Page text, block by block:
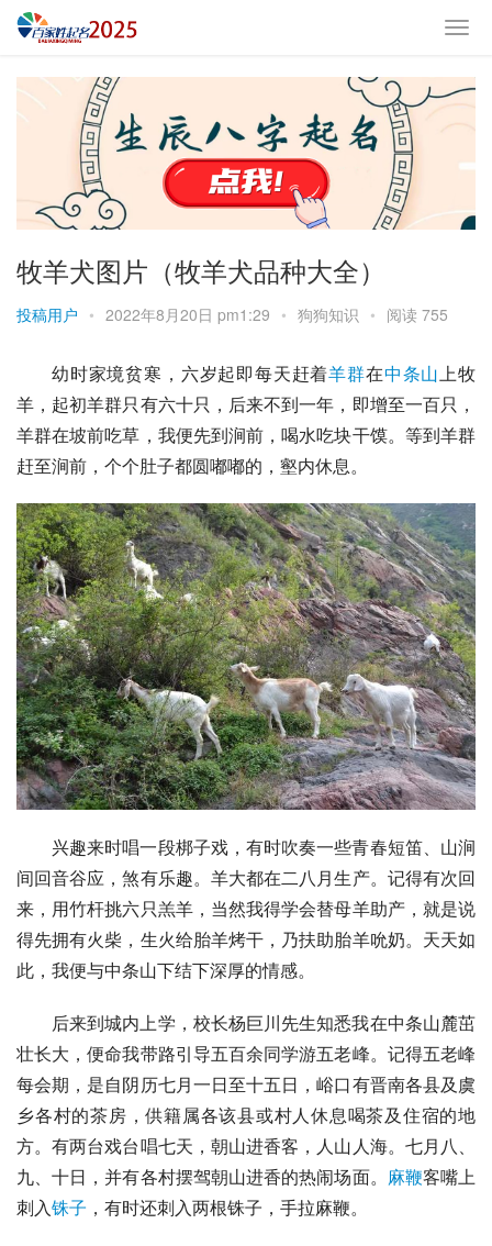
牧羊犬图片（牧羊犬品种大全）
投稿用户 • 2022年8月20日 pm1:29 • 狗狗知识 • 阅读 755
幼时家境贫寒，六岁起即每天赶着羊群在中条山上牧
羊，起初羊群只有六十只，后来不到一年，即增至一百只，
羊群在坡前吃草，我便先到涧前，喝水吃块干馍。等到羊群
赶至涧前，个个肚子都圆嘟嘟的，壑内休息。
兴趣来时唱一段梆子戏，有时吹奏一些青春短笛、山涧
间回音谷应，煞有乐趣。羊大都在二八月生产。记得有次回
来，用竹杆挑六只羔羊，当然我得学会替母羊助产，就是说
得先拥有火柴，生火给胎羊烤干，乃扶助胎羊吮奶。天天如
此，我便与中条山下结下深厚的情感。
后来到城内上学，校长杨巨川先生知悉我在中条山麓茁
壮长大，便命我带路引导五百余同学游五老峰。记得五老峰
每会期，是自阴历七月一日至十五日，峪口有晋南各县及虞
乡各村的茶房，供籍属各该县或村人休息喝茶及住宿的地
方。有两台戏台唱七天，朝山进香客，人山人海。七月八、
九、十日，并有各村摆驾朝山进香的热闹场面。 麻鞭客嘴上
刺入铢子 ，有时还刺入两根铢子，手拉麻鞭。